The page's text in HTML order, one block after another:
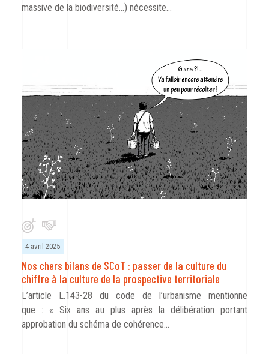
massive de la biodiversité…) nécessite…
4 avril 2025
Nos chers bilans de SCoT : passer de la culture du
chiffre à la culture de la prospective territoriale
L’article L.143-28 du code de l’urbanisme mentionne
que : « Six ans au plus après la délibération portant
approbation du schéma de cohérence…